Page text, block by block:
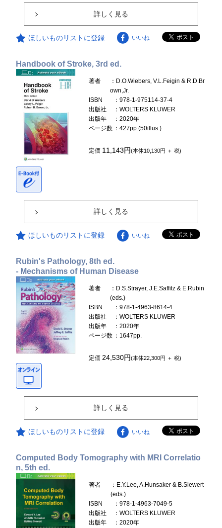
詳しく見る
ほしいものリストに登録 いいね
Handbook of Stroke, 3rd ed.
著者
：D.O.Wiebers, V.L.Feigin & R.D.Br
own,Jr.
ISBN
：978-1-975114-37-4
出版社
：WOLTERS KLUWER
出版年
：2020年
ページ数 ：427pp.(50illus.)
定価 11,143円(本体10,130円 ＋ 税)
詳しく見る
ほしいものリストに登録 いいね
Rubin's Pathology, 8th ed.
- Mechanisms of Human Disease
著者
：D.S.Strayer, J.E.Saffitz & E.Rubin
(eds.)
ISBN
：978-1-4963-8614-4
出版社
：WOLTERS KLUWER
出版年
：2020年
ページ数 ：1647pp.
定価24,530円(本体22,300円 ＋ 税)
詳しく見る
ほしいものリストに登録 いいね
Computed Body Tomography with MRI Correlatio
n, 5th ed.
著者
：E.Y.Lee, A.Hunsaker & B.Siewert
(eds.)
ISBN
：978-1-4963-7049-5
出版社
：WOLTERS KLUWER
出版年
：2020年